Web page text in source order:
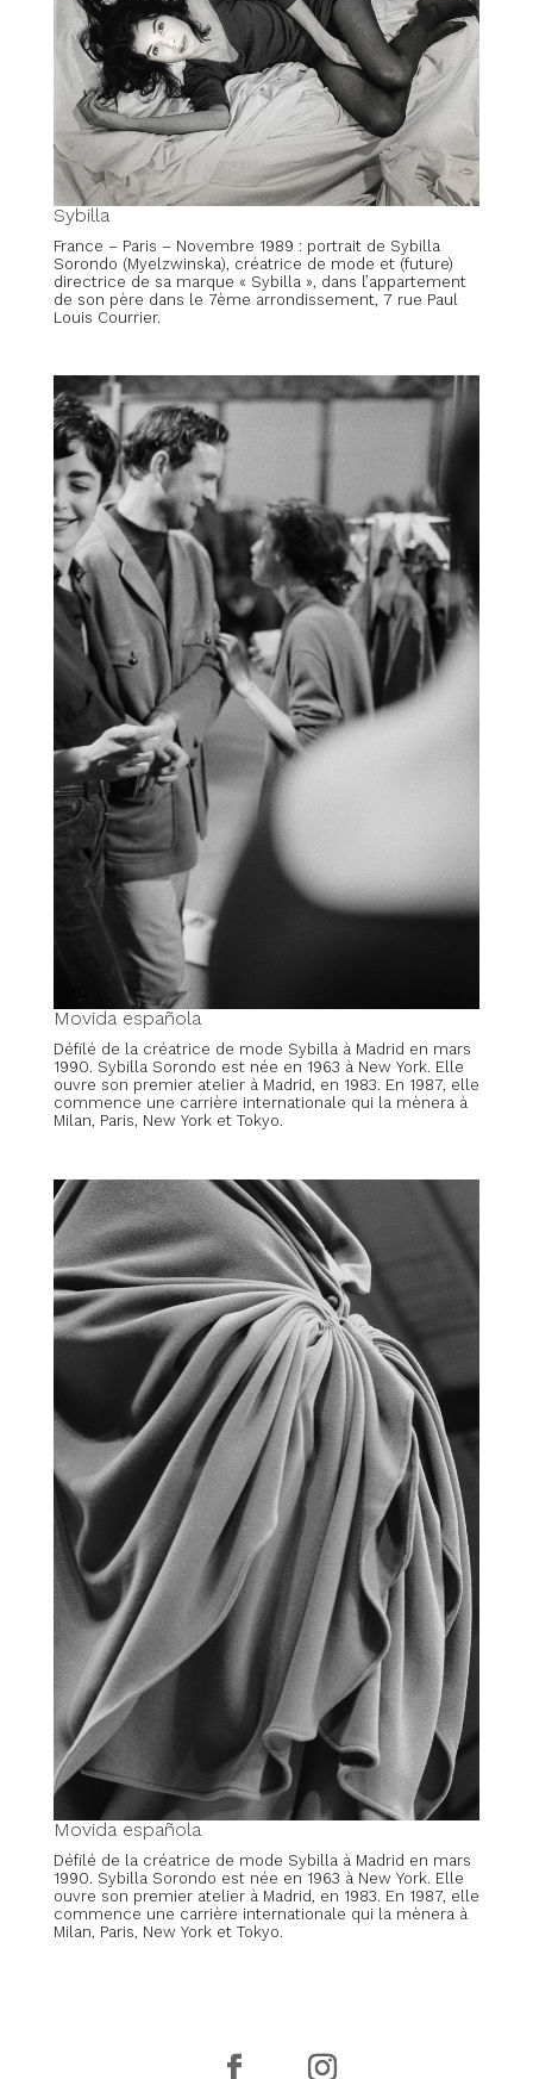
Sybilla
France – Paris – Novembre 1989 : portrait de Sybilla
Sorondo (Myelzwinska), créatrice de mode et (future)
directrice de sa marque « Sybilla », dans l’appartement
de son père dans le 7ème arrondissement, 7 rue Paul
Louis Courrier.
Movida española
Défilé de la créatrice de mode Sybilla à Madrid en mars
1990. Sybilla Sorondo est née en 1963 à New York. Elle
ouvre son premier atelier à Madrid, en 1983. En 1987, elle
commence une carrière internationale qui la mènera à
Milan, Paris, New York et Tokyo.
Movida española
Défilé de la créatrice de mode Sybilla à Madrid en mars
1990. Sybilla Sorondo est née en 1963 à New York. Elle
ouvre son premier atelier à Madrid, en 1983. En 1987, elle
commence une carrière internationale qui la mènera à
Milan, Paris, New York et Tokyo.